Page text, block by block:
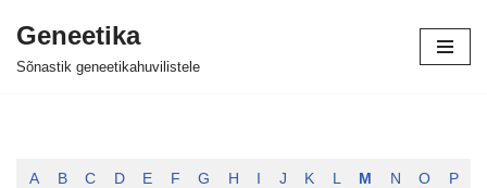
Skip
Geneetika
Sõnastik geneetikahuvilistele
A B C D E F G H J K L M N O P